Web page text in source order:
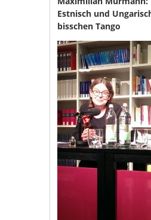
Estnisch und
bisschen Tango